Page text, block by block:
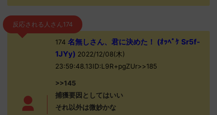
反応される人さん174
174 名無しさん、君に決めた！ (ｵｯﾍﾟｹ Sr5f-
1JYy) 2022/12/08(木)
23:59:48.13ID:L9R+pgZUr>>185
>>145
捕獲要因としてはいい
それ以外は微妙かな